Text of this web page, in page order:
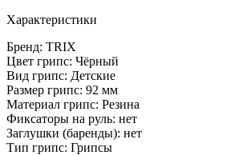
Характеристики
Бренд: TRIX
Цвет грипс: Чёрный
Вид грипс: Детские
Размер грипс: 92 мм
Материал грипс: Резина
Фиксаторы на руль: нет
Заглушки (баренды): нет
Тип грипс: Грипсы